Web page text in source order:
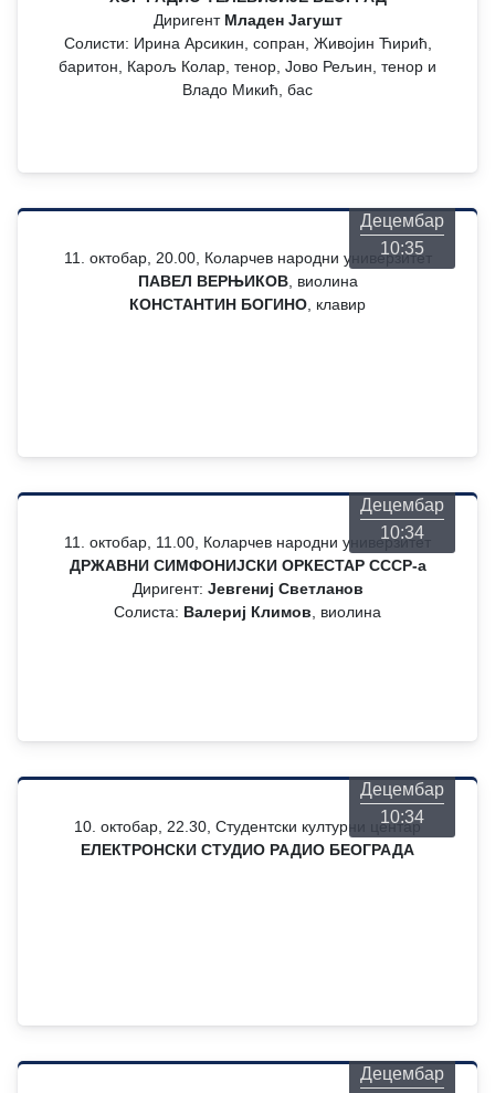
Диригент Младен Јагушт
Солисти: Ирина Арсикин, сопран, Живојин Ћирић,
баритон, Карољ Колар, тенор, Јово Рељин, тенор и
Владо Микић, бас
Децембар
10:35
11. октобар, 20.00, Коларчев народни универзитет
ПАВЕЛ ВЕРЊИКОВ, виолина
КОНСТАНТИН БОГИНО , клавир
Децембар
10:34
11. октобар, 11.00, Коларчев народни универзитет
ДРЖАВНИ СИМФОНИЈСКИ ОРКЕСТАР СССР-а
Диригент: Јевгениј Светланов
Солиста: Валериј Климов , виолина
Децембар
10:34
10. октобар, 22.30, Студентски културни центар
ЕЛЕКТРОНСКИ СТУДИО РАДИО БЕОГРАДА
Децембар